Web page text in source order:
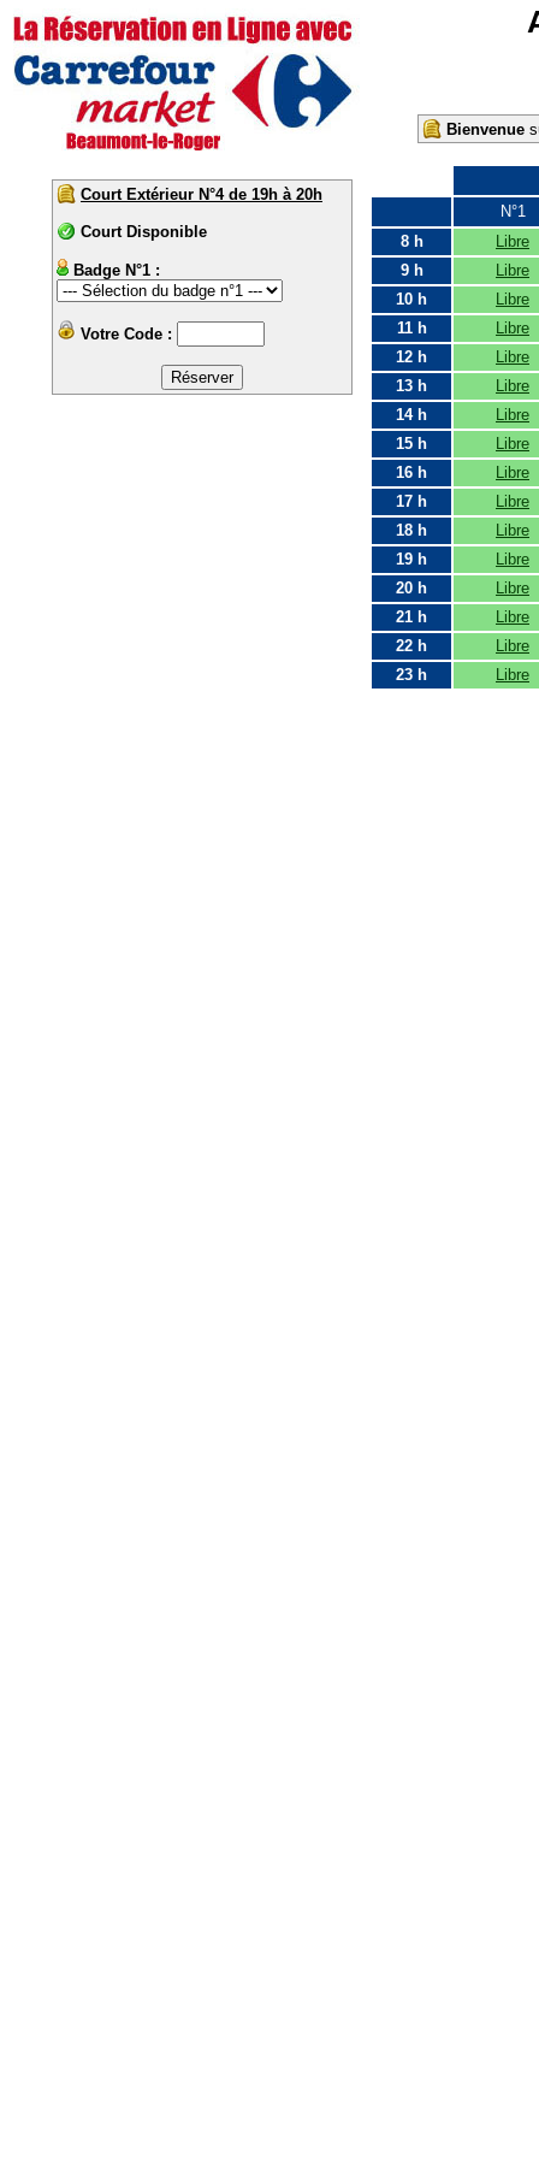
Bienvenue
Court Extérieur N°4 de 19h à 20h
Court Disponible
Badge N°1 :
Votre Code :
N°1
8 h
Libre
9 h
Libre
10 h
Libre
11 h
Libre
12 h
Libre
13 h
Libre
14 h
Libre
15 h
Libre
16 h
Libre
17 h
Libre
18 h
Libre
19 h
Libre
20 h
Libre
21 h
Libre
22 h
Libre
23 h
Libre